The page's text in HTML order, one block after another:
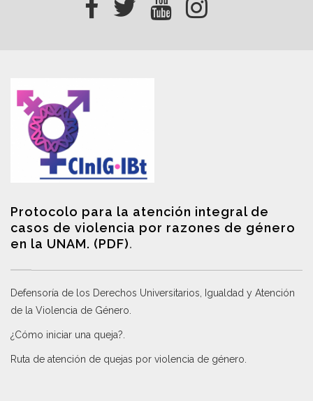
Protocolo para la atención integral de
casos de violencia por razones de género
en la UNAM. (PDF).
Defensoría de los Derechos Universitarios, Igualdad y Atención
de la Violencia de Género
¿Cómo iniciar una queja?
Ruta de atención de quejas por violencia de género